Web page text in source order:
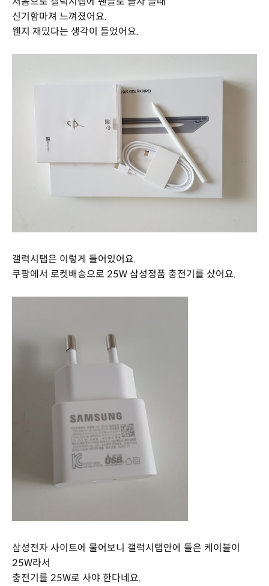
신기함마져 느껴졌어요.
웬지 재밌다는 생각이 들었어요.
갤럭시탭은 이렇게 들어있어요.
쿠팡에서 로켓배송으로 25W 삼성정품 충전기를 샀어요.
삼성전자 사이트에 물어보니 갤럭시탭안에 들은 케이블이
25W라서
충전기를 25W로 사야 한다네요.